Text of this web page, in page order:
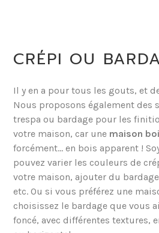
CRÉPI OU
Il y en a pour tous les gouts, et
Nous proposons également des
trespa ou bardage pour les
votre maison, car une maison
forcément… en bois apparent !
pouvez varier les couleurs de
votre maison, ajouter du
etc. Ou si vous préférez une
choisissez le bardage que vous
foncé, avec différentes textures,